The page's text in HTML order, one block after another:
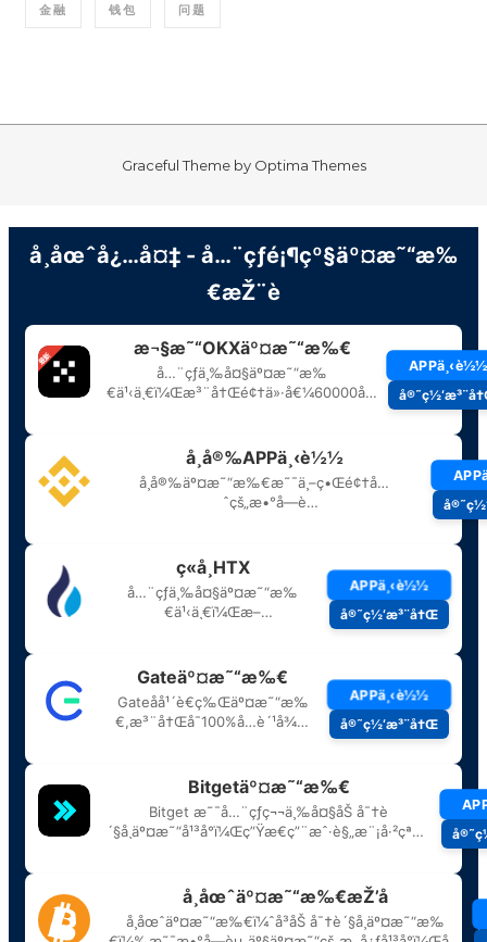
金融 钱包 问题
Graceful Theme by Optima Themes